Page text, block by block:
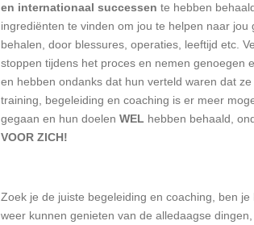
en internationaal successen te hebben
ingrediënten te vinden om jou te helpen naar
behalen, door blessures, operaties, leeftijd etc.
stoppen tijdens het proces en nemen genoegen
en hebben ondanks dat hun verteld waren dat
training, begeleiding en coaching is er meer
gegaan en hun doelen WEL hebben behaald,
VOOR ZICH!
Zoek je de juiste begeleiding en coaching, ben
weer kunnen genieten van de alledaagse